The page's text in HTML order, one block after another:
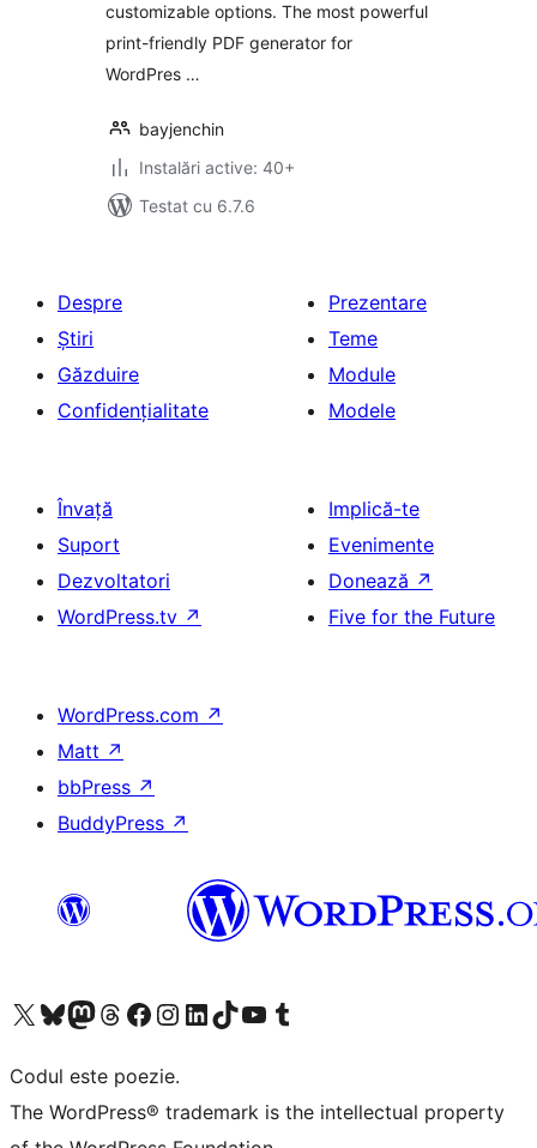
customizable options. The most powerful
print-friendly PDF generator for
WordPres …
bayjenchin
Instalări active: 40+
Testat cu 6.7.6
Despre
Știri
Găzduire
Confidențialitate
Prezentare
Teme
Module
Modele
Învață
Suport
Dezvoltatori
WordPress.tv ↗
Implică-te
Evenimente
Donează ↗
Five for the Future
WordPress.com ↗
Matt ↗
bbPress ↗
BuddyPress ↗
Mergi la contul nostru X (fost Twitter)
Vizitează contul nostru Bluesky
Vizitează contul nostru Mastodon
Vizitează contul nostru Threads
Vizitează pagina noastră Facebook
Vizitează-ne pe Instagram
Vizitează-ne pe LinkedIn
Vizitează contul nostru TikTok
Vizitează canalul nostru YouTube
Vizitează contul nostru Tumblr
Codul este poezie.
The WordPress® trademark is the intellectual property